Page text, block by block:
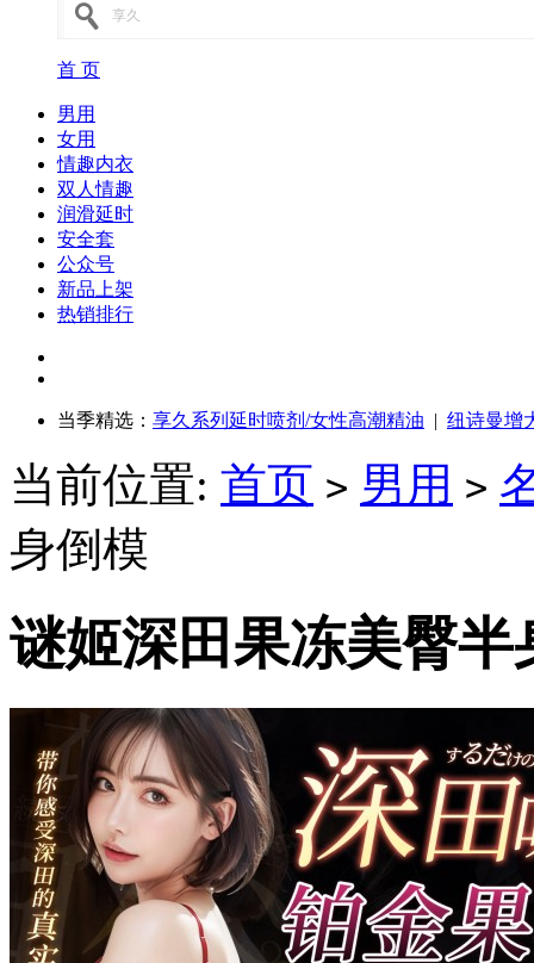
首 页
男用
女用
情趣内衣
双人情趣
润滑延时
安全套
公众号
新品上架
热销排行
当季精选： 享久系列延时喷剂/女性高潮精油 | 纽诗曼增
当前位置: 首页 > 男用 >
身倒模
谜姬深田果冻美臀半